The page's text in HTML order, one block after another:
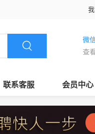
微
查
联系客服 会员中心